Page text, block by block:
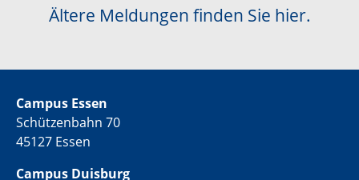
Ältere Meldungen finden Sie hier.
Campus Essen
Schützenbahn 70
45127 Essen
Campus Duisburg